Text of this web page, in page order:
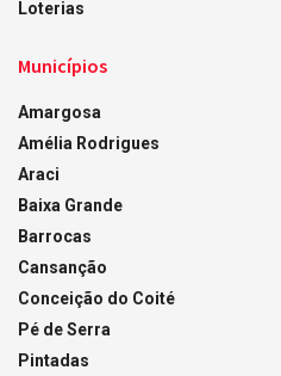
Loterias
Municípios
Amargosa
Amélia Rodrigues
Araci
Baixa Grande
Barrocas
Cansanção
Conceição do Coité
Pé de Serra
Pintadas